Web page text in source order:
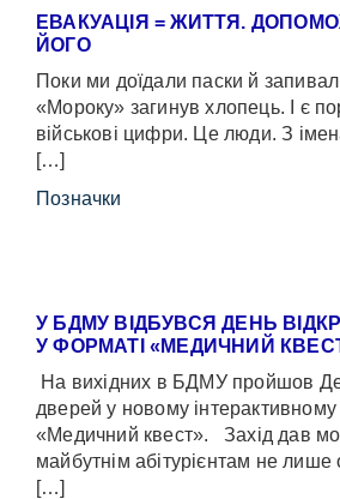
ЕВАКУАЦІЯ = ЖИТТЯ.
ЙОГО
Поки ми доїдали паски й
«Мороку» загинув хлопець. І є
військові цифри. Це люди. З
[…]
Позначки
У БДМУ ВІДБУВСЯ ДЕНЬ
У ФОРМАТІ «МЕДИЧНИЙ
На вихідних в БДМУ пройшов
дверей у новому
«Медичний квест». Захід дав
майбутнім абітурієнтам не лише
[…]